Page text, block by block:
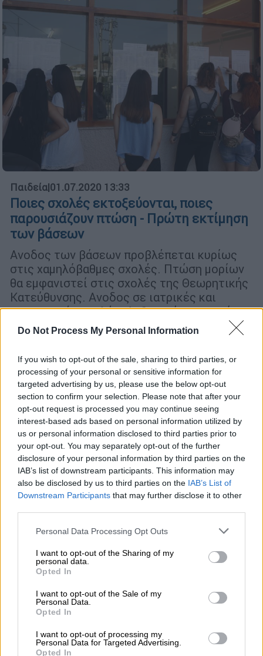
Do Not Process My Personal Information
If you wish to opt-out of the sale, sharing to third parties, or
processing of your personal or sensitive information for
targeted advertising by us, please use the below opt-out
section to confirm your selection. Please note that after your
opt-out request is processed you may continue seeing
interest-based ads based on personal information utilized by
us or personal information disclosed to third parties prior to
your opt-out. You may separately opt-out of the further
disclosure of your personal information by third parties on the
IAB’s list of downstream participants. This information may
also be disclosed by us to third parties on the IAB’s List of
Downstream Participants that may further disclose it to other
Please note that this website/app uses one or more Google
not limited to your visit or usage behaviour. You may click to
grant or deny consent to Google and its third-party tags to
use your data for below specified purposes in below Google
consent section.
Personal Data Processing Opt Outs
I want to opt-out of the Sharing of my
personal data.
Opted In
I want to opt-out of the Sale of my
Personal Data.
Opted In
I want to opt-out of processing my
Personal Data for Targeted Advertising.
Opted In
Παιδεία|01.07.2020 13:33
Ποιες σχολές εκτοξεύονται, ποιες
παρουσιάζουν πτώση - Πρώτη εκτίμηση
των βάσεων
Ανοδος των βάσεων προβλέπεται κυρίως
στις χαμηλόβαθμες σχολές. Πτώση μορίων
θα εμφανιστεί στις σχολές της Θεωρητικής
Κατεύθυνσης. Ανοδος σε ιατρικές και
οικονομικές σχολές. Αυξομειώσεις μορίων
στις νομικές.
Παιδεία|11.02.2019 16:39
Κατανομή 150 θέσεων για πρόσληψη
μελών ΔΕΠ σε Πανεπιστήμια
μελών ΔΕΠ σε Ιατρικές Σχολές και Τμήματα
Ιατρικής των Πανεπιστημίων
ΑΛΛΑ #TAGS